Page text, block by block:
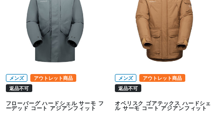
メンズ
アウトレット商品
返品不可
フローバーグ ハードシェル サーモ フ
ーデッド コート アジアンフィット
メンズ
アウトレット商品
返品不可
オベリスク ゴアテックス ハードシェ
ル サーモ コート アジアンフィット